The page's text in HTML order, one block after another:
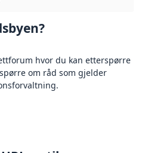
hvor du kan etterspørre
om råd som gjelder